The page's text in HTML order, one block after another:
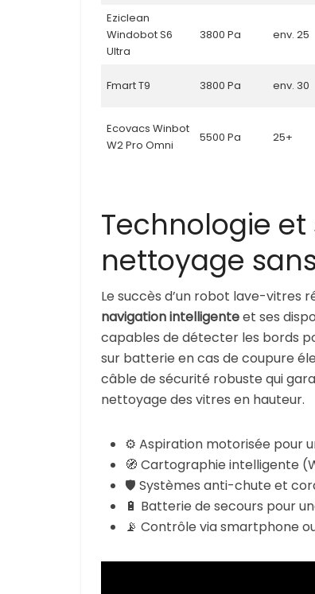
Eziclean
Windobot S6
Ultra
3800 Pa env. 25
Fmart T9 3800 Pa env. 30
Ecovacs Winbot
W2 Pro Omni
5500 Pa 25+
Technologie et
nettoyage
Le succès d’un robot lave-vitres
navigation intelligenteet ses
capables de détecter les bords
sur batterie en cas de coupure
câble de sécurité robuste qui
nettoyage des vitres en hauteur.
⚙️ Aspiration motorisée pour
🧭 Cartographie intelligente
🛡️ Systèmes anti-chute et
🔋 Batterie de secours pour
📡 Contrôle via smartphone